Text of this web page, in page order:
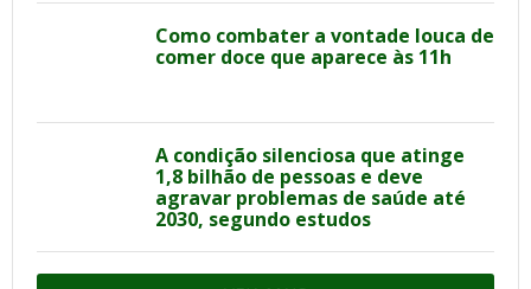
Como combater a vontade louca de
comer doce que aparece às 11h
A condição silenciosa que atinge
1,8 bilhão de pessoas e deve
agravar problemas de saúde até
2030, segundo estudos